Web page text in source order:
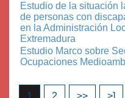
Estudio de la situación
de personas con
en la Administración
Extremadura
Estudio Marco sobre
Ocupaciones
1 2 >> >]